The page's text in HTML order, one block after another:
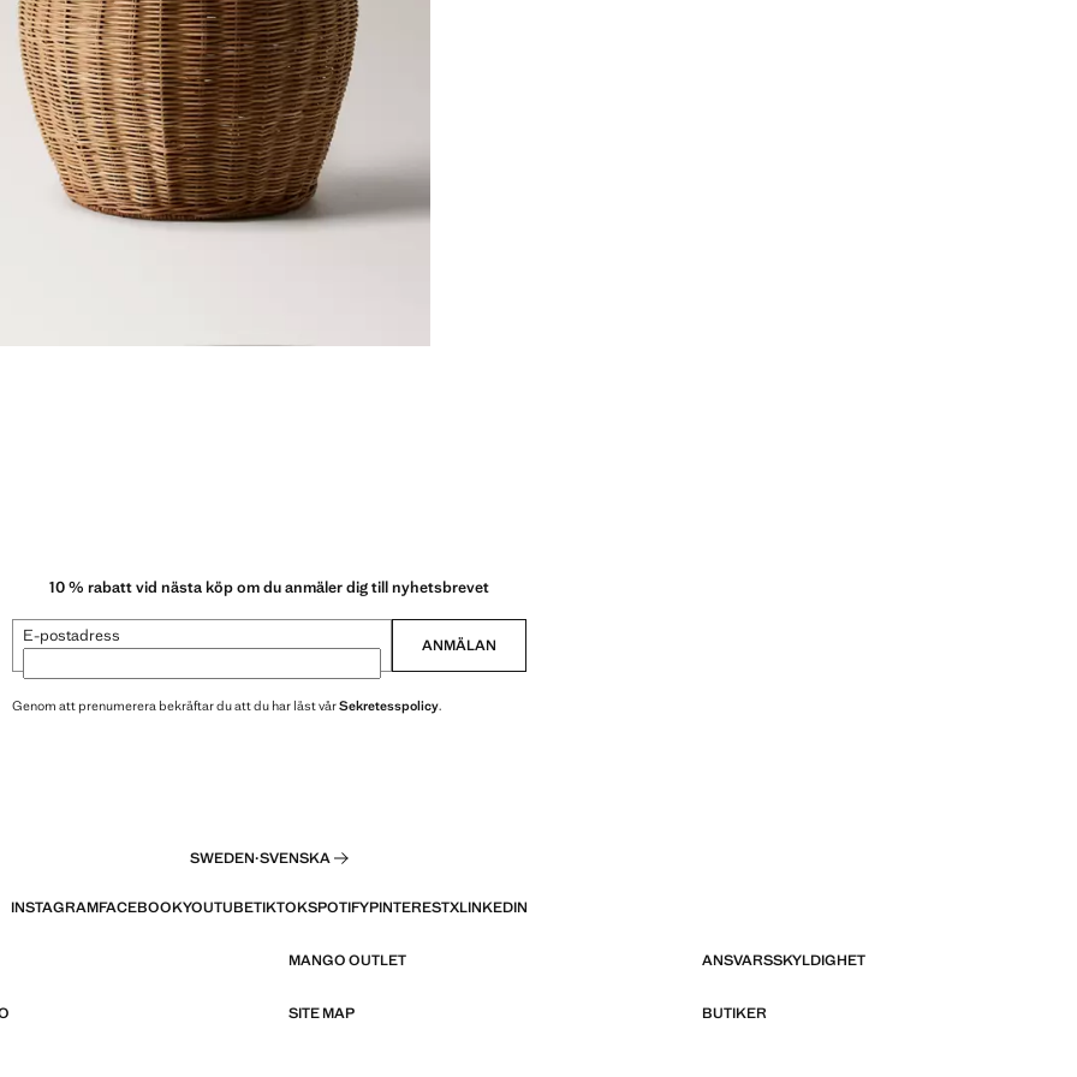
10 % rabatt vid nästa köp om du anmäler dig till nyhetsbrevet
E-postadress ANMÄLAN
Genom att prenumerera bekräftar du att du har läst vårSekretesspolicy.
SWEDEN·SVENSKA
INSTAGRAMFACEBOOKYOUTUBETIKTOKSPOTIFYPINTERESTXLINKEDIN
MANGO OUTLET ANSVARSSKYLDIGHET
SITE MAP BUTIKER